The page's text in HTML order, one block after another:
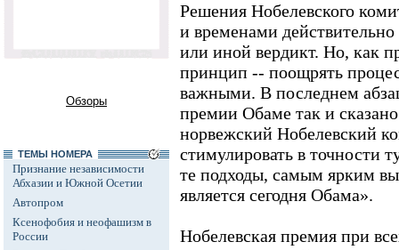
Обзоры
ТЕМЫ НОМЕРА
Признание независимости
Абхазии и Южной Осетии
Автопром
Ксенофобия и неофашизм в
России
Решения Нобелевского
и временами
или иной вердикт. Но, как
принцип -- поощрять
важными. В последнем
премии Обаме так и
норвежский Нобелевский
стимулировать в точности
те подходы, самым ярким
является сегодня Обама».
Нобелевская премия при